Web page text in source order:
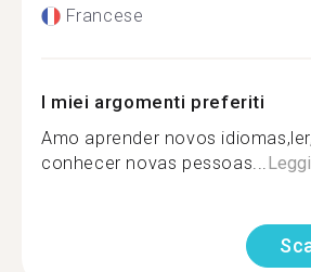
Francese
I miei argomenti preferiti
Amo aprender novos
conhecer novas pessoas...